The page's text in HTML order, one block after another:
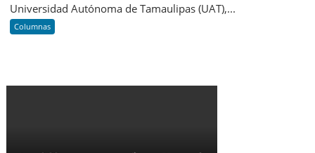
Universidad Autónoma de Tamaulipas (UAT),...
Columnas